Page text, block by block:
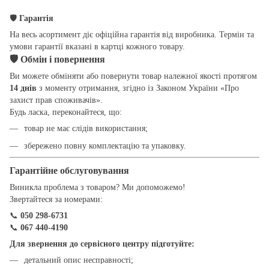
🛡 Гарантія
На весь асортимент діє офіційна гарантія від виробника. Термін та
умови гарантії вказані в картці кожного товару.
🛡 Обмін і повернення
Ви можете обміняти або повернути товар належної якості протягом
14 днів з моменту отримання, згідно із Законом України «Про
захист прав споживачів».
Будь ласка, переконайтеся, що:
товар не має слідів використання;
збережено повну комплектацію та упаковку.
Гарантійне обслуговування
Виникла проблема з товаром? Ми допоможемо!
Звертайтеся за номерами:
📞 050 298-6731
📞 067 440-4190
Для звернення до сервісного центру підготуйте:
детальний опис несправності;